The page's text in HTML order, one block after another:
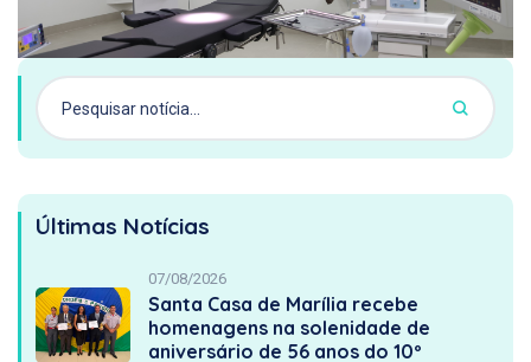
Últimas Notícias
07/08/2026
Santa Casa de Marília recebe
homenagens na solenidade de
aniversário de 56 anos do 10º